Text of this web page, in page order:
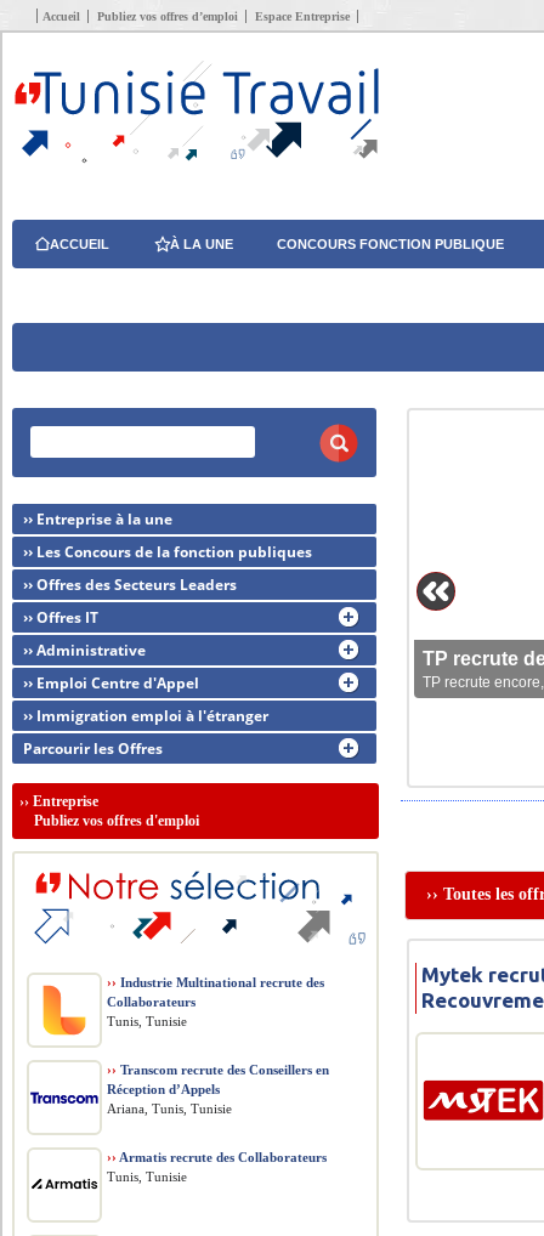
Accueil Publiez vos offres d’emploi Espace Entreprise
ACCUEIL À LA UNE CONCOURS FONCTION PUBLIQUE
TP recrute
TP recrute
›› Toutes les
Mytek
›› Entreprise à la une
›› Les Concours de la fonction publiques
›› Offres des Secteurs Leaders
›› Offres IT
›› Administrative
›› Emploi Centre d'Appel
›› Immigration emploi à l'étranger
Parcourir les Offres
››Entreprise
Publiez vos offres d'emploi
›› Industrie Multinational recrute des
Collaborateurs
Tunis, Tunisie
›› Transcom recrute des Conseillers en
Réception d’Appels
Ariana, Tunis, Tunisie
›› Armatis recrute des Collaborateurs
Tunis, Tunisie